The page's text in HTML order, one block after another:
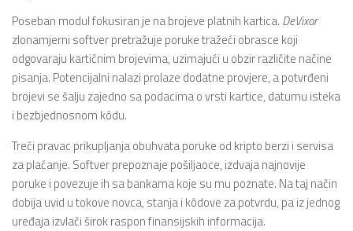
Poseban modul fokusiran je na brojeve platnih kartica. DeVixor
zlonamjerni softver pretražuje poruke tražeći obrasce koji
odgovaraju kartičnim brojevima, uzimajući u obzir različite načine
pisanja. Potencijalni nalazi prolaze dodatne provjere, a potvrđeni
brojevi se šalju zajedno sa podacima o vrsti kartice, datumu isteka
i bezbjednosnom kôdu.
Treći pravac prikupljanja obuhvata poruke od kripto berzi i servisa
za plaćanje. Softver prepoznaje pošiljaoce, izdvaja najnovije
poruke i povezuje ih sa bankama koje su mu poznate. Na taj način
dobija uvid u tokove novca, stanja i kôdove za potvrdu, pa iz jednog
uređaja izvlači širok raspon finansijskih informacija.